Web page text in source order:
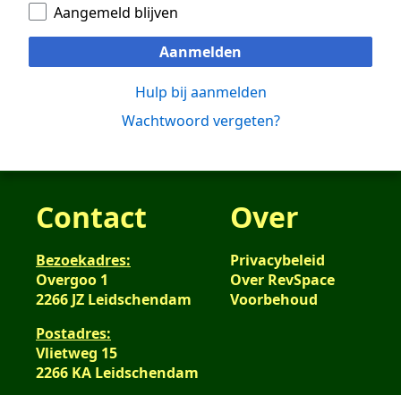
Aangemeld blijven
Aanmelden
Hulp bij aanmelden
Wachtwoord vergeten?
Contact
Bezoekadres:
Overgoo 1
2266 JZ Leidschendam
Postadres:
Vlietweg 15
2266 KA Leidschendam
Over
Privacybeleid
Over RevSpace
Voorbehoud